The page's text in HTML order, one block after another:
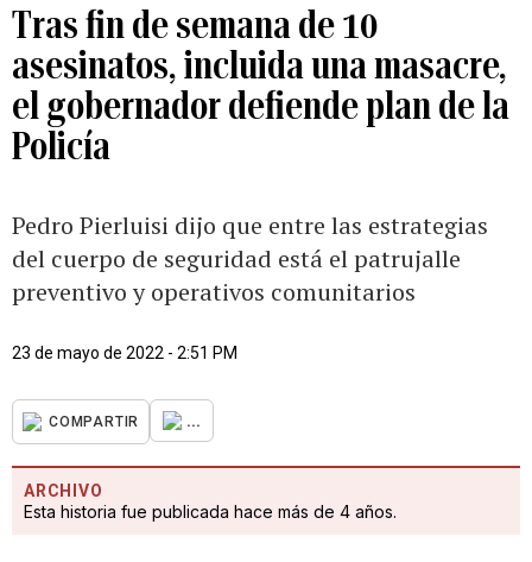
Tras fin de semana de 10
asesinatos, incluida una masacre,
el gobernador defiende plan de la
Policía
Pedro Pierluisi dijo que entre las estrategias
del cuerpo de seguridad está el patrujalle
preventivo y operativos comunitarios
23 de mayo de 2022 - 2:51 PM
COMPARTIR ...
ARCHIVO
Esta historia fue publicada hace más de 4 años.